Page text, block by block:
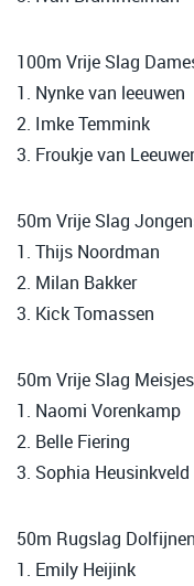
100m Vrije Slag
1. Nynke van leeuwen
2. Imke Temmink
3. Froukje van
50m Vrije Slag
1. Thijs Noordman
2. Milan Bakker
3. Kick Tomassen
50m Vrije Slag Meisjes
1. Naomi Vorenkamp
2. Belle Fiering
3. Sophia Heusinkveld
50m Rugslag Dolfijnen
1. Emily Heijink